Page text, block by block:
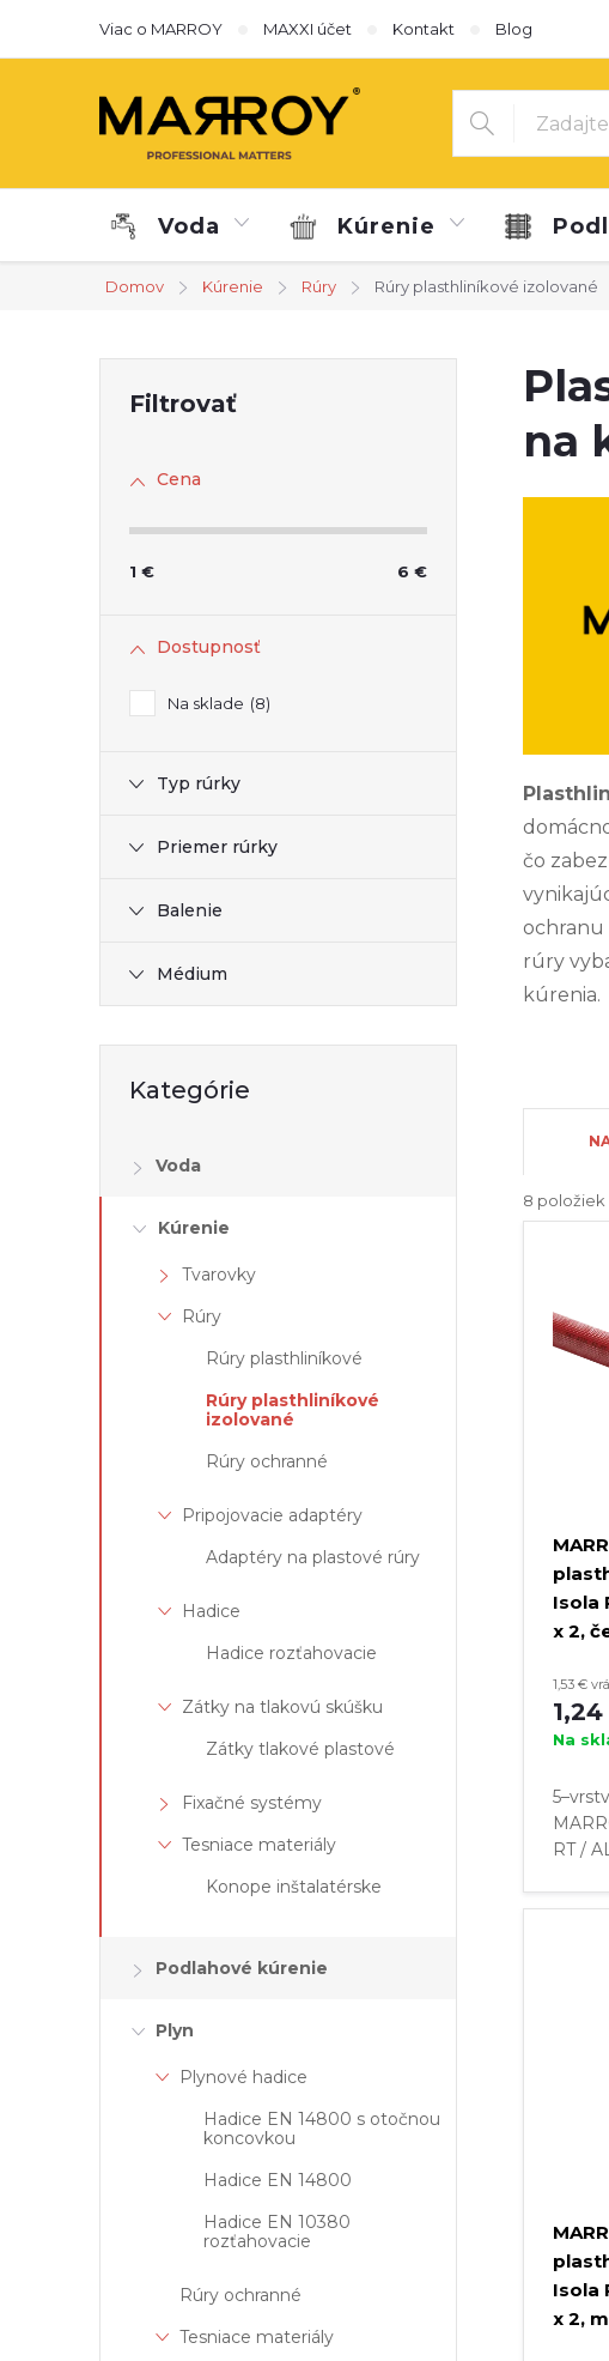
Viac o MARROY MAXXI účet Kontakt Blog
Voda Kúrenie
Domov Kúrenie Rúry Rúry plasthliníkové izolované
B
Cena
1 € 6 €
Dostupnosť
Na sklade 8
Typ rúrky
Priemer rúrky
Balenie
Médium
kategórie
Kategórie
Voda
Kúrenie
Tvarovky
Rúry
Rúry plasthliníkové
Rúry plasthliníkové
izolované
Rúry ochranné
Pripojovacie adaptéry
Adaptéry na plastové rúry
Hadice
Hadice rozťahovacie
Zátky na tlakovú skúšku
Zátky tlakové plastové
Fixačné systémy
Tesniace materiály
Konope inštalatérske
Podlahové kúrenie
Plyn
Plynové hadice
Hadice EN 14800 s otočnou
koncovkou
Hadice EN 14800
Hadice EN 10380
rozťahovacie
Rúry ochranné
Tesniace materiály
na
čo
ochranu
rúry
kúrenia.
a
t
8
t
Isola
x 2,
1,53 €
Na
RT /
Isola
x 2,